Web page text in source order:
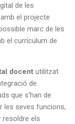
de les
el projecte
marc de les
el currículum de
docent utilitzat
de
que s’han de
les seves funcions,
resoldre els